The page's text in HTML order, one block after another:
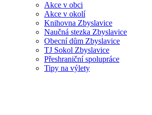
Akce v obci
Akce v okolí
Knihovna Zbyslavice
Naučná stezka Zbyslavice
Obecní dům Zbyslavice
TJ Sokol Zbyslavice
Přeshraniční spolupráce
Tipy na výlety